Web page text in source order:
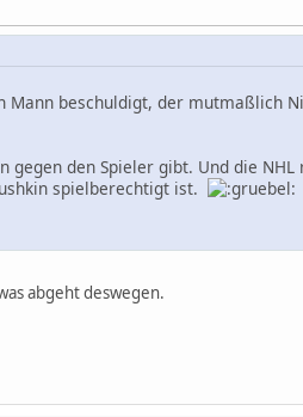
Mann beschuldigt, der mutmaßlich
den Spieler gibt. Und die NHL
spielberechtigt ist.
abgeht deswegen.